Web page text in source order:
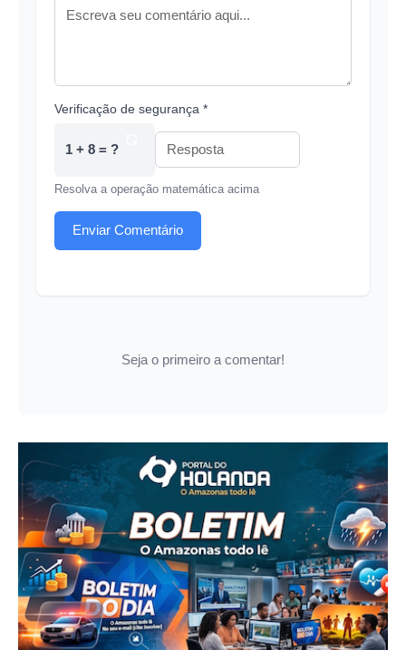
Verificação de segurança *
1 + 8 = ?
Resolva a operação matemática acima
Enviar Comentário
Seja o primeiro a comentar!